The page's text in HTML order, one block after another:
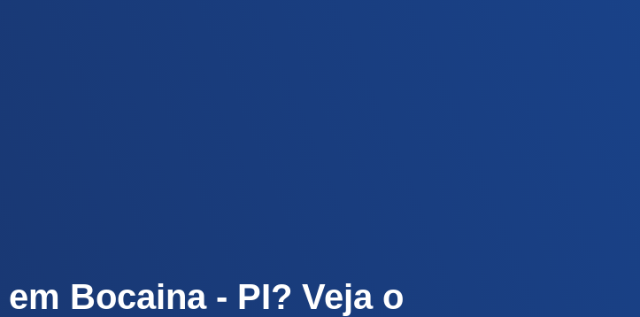
Bocaina - PI? Veja o